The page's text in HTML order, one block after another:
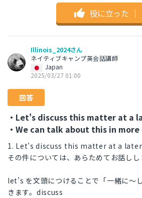
役に立った ｜
Illinois_2024さん
ネイティブキャンプ英会話講師
Japan
2025/03/27 01:00
回答
・Let's discuss this matter at a
・We can talk about this in
1. Let's discuss this matter at a
その件については、あらためてお話しし
let’s を文頭につけることで「一緒に～
きます。discuss